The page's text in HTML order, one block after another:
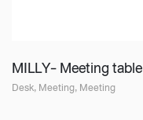
MILLY- Meeting table
Desk, Meeting, Meeting